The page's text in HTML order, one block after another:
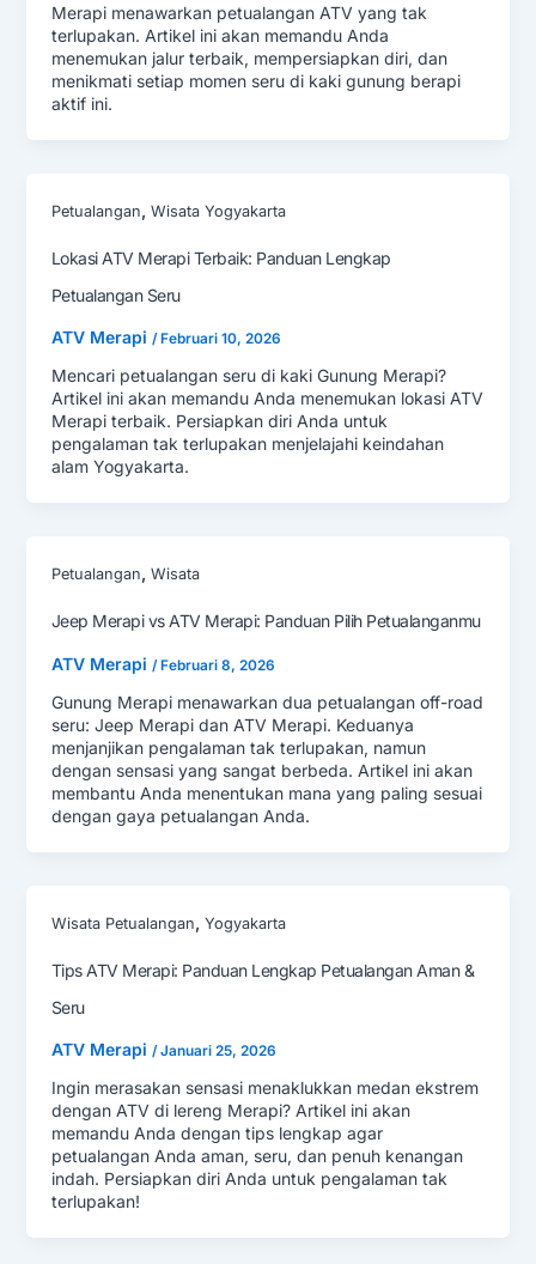
Merapi menawarkan petualangan ATV yang tak
terlupakan. Artikel ini akan memandu Anda
menemukan jalur terbaik, mempersiapkan diri, dan
menikmati setiap momen seru di kaki gunung berapi
aktif ini.
Petualangan , Wisata Yogyakarta
Lokasi ATV Merapi Terbaik: Panduan Lengkap
Petualangan Seru
ATV Merapi / Februari 10, 2026
Mencari petualangan seru di kaki Gunung Merapi?
Artikel ini akan memandu Anda menemukan lokasi ATV
Merapi terbaik. Persiapkan diri Anda untuk
pengalaman tak terlupakan menjelajahi keindahan
alam Yogyakarta.
Petualangan , Wisata
Jeep Merapi vs ATV Merapi: Panduan Pilih Petualanganmu
ATV Merapi /Februari 8, 2026
Gunung Merapi menawarkan dua petualangan off-road
seru: Jeep Merapi dan ATV Merapi. Keduanya
menjanjikan pengalaman tak terlupakan, namun
dengan sensasi yang sangat berbeda. Artikel ini akan
membantu Anda menentukan mana yang paling sesuai
dengan gaya petualangan Anda.
Wisata Petualangan , Yogyakarta
Tips ATV Merapi: Panduan Lengkap Petualangan Aman &
Seru
ATV Merapi /Januari 25, 2026
Ingin merasakan sensasi menaklukkan medan ekstrem
dengan ATV di lereng Merapi? Artikel ini akan
memandu Anda dengan tips lengkap agar
petualangan Anda aman, seru, dan penuh kenangan
indah. Persiapkan diri Anda untuk pengalaman tak
terlupakan!